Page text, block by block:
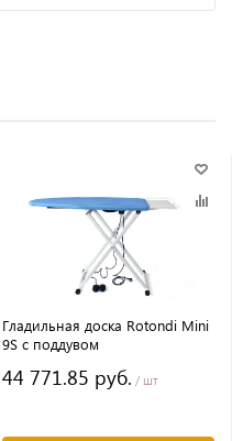
Гладильная доска Rotondi Mini
9S с поддувом
44 771.85 руб. / шт